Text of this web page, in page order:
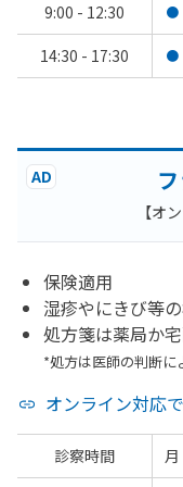
9:00 - 12:30
●
14:30 - 17:30 ●
AD
【オ
保険適用
湿疹やにきび等
処方箋は薬局か
*処方は医師の判断に
オンライン対応
診察時間 月